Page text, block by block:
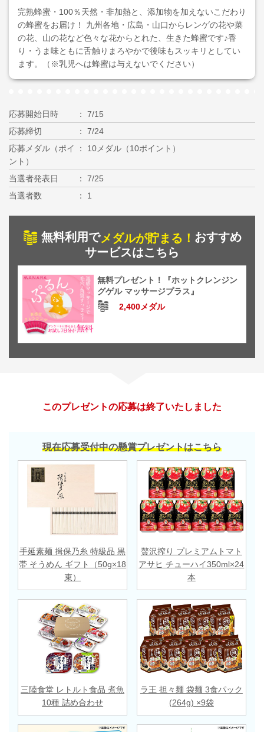
完熟蜂蜜・100％天然・非加熱と、添加物を加えないこだわり
の蜂蜜をお届け！ 九州各地・広島・山口からレンゲの花や菜
の花、山の花など色々な花からとれた、生きた蜂蜜です♪香
り・うま味ともに舌触りまろやかで後味もスッキリとしてい
ます。（※乳児へは蜂蜜は与えないでください）
応募開始日時
7/15
応募締切
7/24
応募メダル（ポイ
ント）
10メダル（10ポイント）
当選者発表日
7/25
当選者数
1
無料利用でメダルが貯まる！ おすすめ
サービスはこちら
無料プレゼント！『ホットクレンジン
グゲル マッサージプラス』
2,400メダル
このプレゼントの応募は終了いたしました
現在応募受付中の懸賞プレゼントはこちら
手延素麺 揖保乃糸 特級品 黒
帯 そうめん ギフト（50g×18
束）
贅沢搾り プレミアムトマト
アサヒ チューハイ350ml×24
本
三陸食堂 レトルト食品 煮魚
10種 詰め合わせ
ラ王 担々麺 袋麺 3食パック
(264g) ×9袋